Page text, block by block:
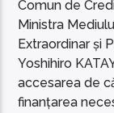
Comun de
Ministra
Extraordinar și
Yoshihiro
accesarea de
finanțarea